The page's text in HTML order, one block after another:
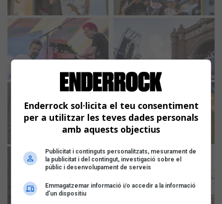
Enderrock sol·licita el teu consentiment
per a utilitzar les teves dades personals
amb aquests objectius
Publicitat i continguts personalitzats, mesurament de
la publicitat i del contingut, investigació sobre el
públic i desenvolupament de serveis
Emmagatzemar informació i/o accedir a la informació
d’un dispositiu